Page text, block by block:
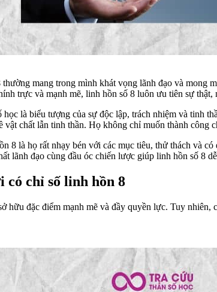
mang trong mình khát vọng lãnh đạo và mong
trực và mạnh mẽ, linh hồn số 8 luôn ưu tiên sự
học là biểu tượng của sự độc lập, trách nhiệm và
vật chất lẫn tinh thần. Họ không chỉ muốn thành
8 là họ rất nhạy bén với các mục tiêu, thử thách và
lãnh đạo cùng đầu óc chiến lược giúp linh hồn số 8
có chỉ số linh hồn 8
hữu đặc điểm mạnh mẽ và đầy quyền lực. Tuy